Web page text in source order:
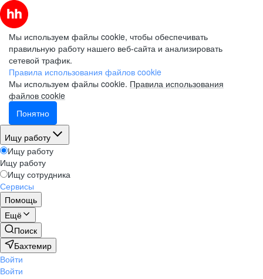
Мы используем файлы cookie, чтобы обеспечивать
правильную работу нашего веб-сайта и анализировать
сетевой трафик.
Правила использования файлов cookie
Мы используем файлы cookie. Правила использования
файлов cookie
Понятно
Ищу работу
Ищу работу
Ищу работу
Ищу сотрудника
Сервисы
Помощь
Ещё
Поиск
Бахтемир
Войти
Войти